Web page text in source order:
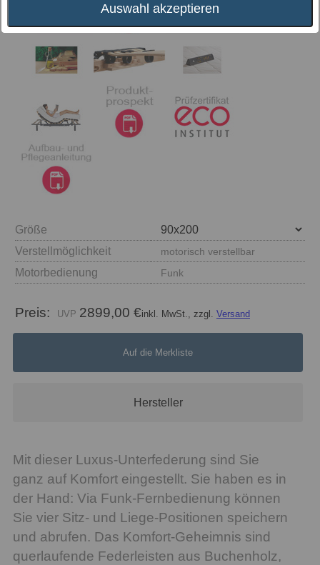
Auswahl akzeptieren
Größe
Verstellmöglichkeit
motorisch verstellbar
Motorbedienung Funk
Preis: 2899,00 €inkl. MwSt., zzgl. Versand
Auf die Merkliste
Hersteller
Mit dieser Luxus-Unterfederung sind Sie
ganz auf Komfort eingestellt. Sie haben es in
der Hand: Via Funk-Fernbedienung können
Sie vier Sitz- und Liege-Positionen speichern
und abrufen. Das Komfort-Geheimnis sind
querlaufende Federleisten aus Buchenholz,